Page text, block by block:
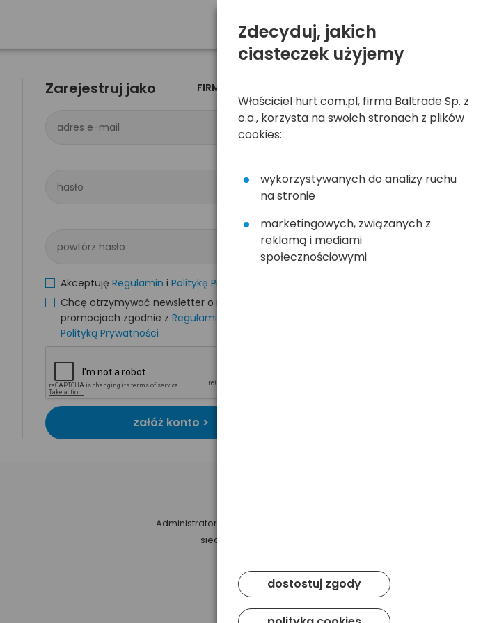
Zarejestruj jako FIRMA
adres e-mail
hasło
powtórz hasło
Akceptuję Regulamin i Politykę Prywatności
Chcę otrzymywać newsletter o nowościach i
promocjach zgodnie z Regulaminem
Polityką Prywatności
załóż konto >
Administratorem Twoich danych osobowych jest Baltrade sp. z o.o. z
siedzibą w Gdańsku przy ul. Geodetów 24, 80-298 Gdańsk.
Zdecyduj, jakich
ciasteczek użyjemy
Właściciel hurt.com.pl, firma Baltrade Sp. z
o.o., korzysta na swoich stronach z plików
cookies:
wykorzystywanych do analizy ruchu
na stronie
marketingowych, związanych z
reklamą i mediami
społecznościowymi
dostostuj zgody